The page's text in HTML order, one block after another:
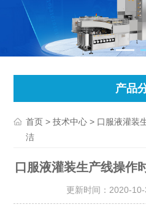
产品
首页 >技术中心 > 口服液灌装
洁
口服液灌装生产线操作
更新时间：2020-